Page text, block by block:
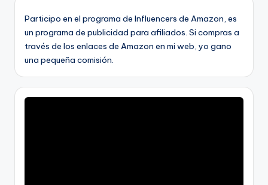
Participo en el programa de Influencers de Amazon, es
un programa de publicidad para afiliados. Si compras a
través de los enlaces de Amazon en mi web, yo gano
una pequeña comisión.